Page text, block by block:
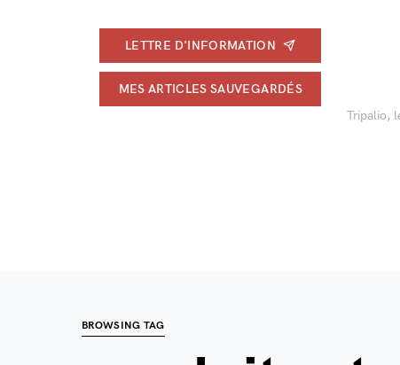
LETTRE D'INFORMATION
MES ARTICLES SAUVEGARDÉS
Tripalio,
BROWSING TAG